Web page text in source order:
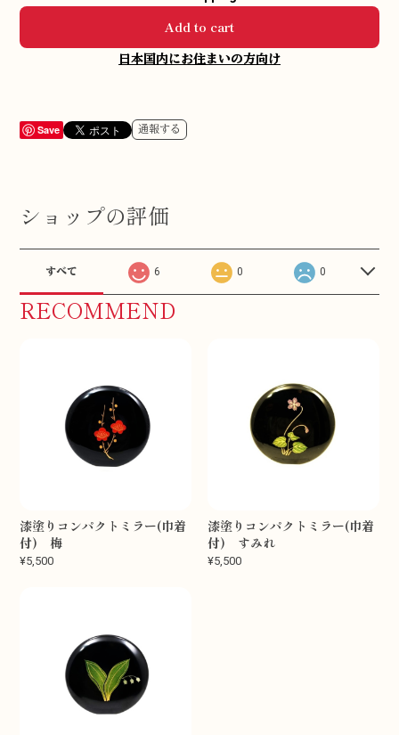
Add to cart
日本国内にお住まいの方向け
Save 通報する
ショップの評価
すべて 6 0 0
RECOMMEND
漆塗りコンパクトミラー(巾着
付) 梅
¥5,500
漆塗りコンパクトミラー(巾着
付) すみれ
¥5,500